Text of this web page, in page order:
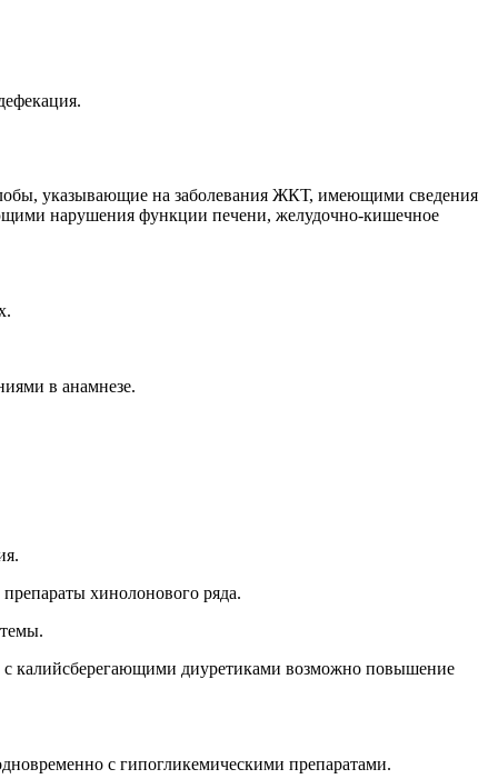
указывающие на заболевания ЖКТ, имеющими сведения
нарушения функции печени, желудочно-кишечное
в анамнезе.
хинолонового ряда.
калийсберегающими диуретиками возможно повышение
с гипогликемическими препаратами.